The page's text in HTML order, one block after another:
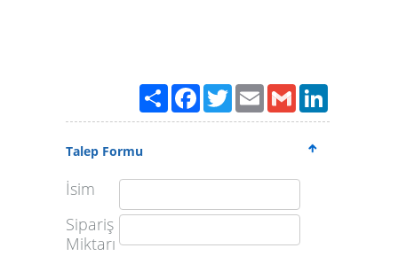
PaylaşFacebook
TwitterEmailGmail
Talep Formu
İsim
Sipariş
Miktarı